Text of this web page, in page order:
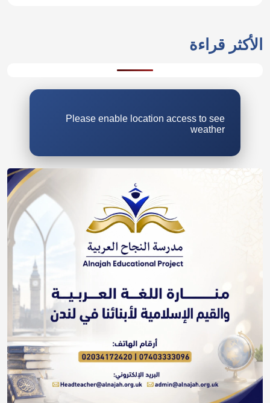
الأكثر قراءة
Please enable location access to see
weather